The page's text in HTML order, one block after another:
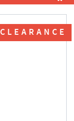
CLEARANCE